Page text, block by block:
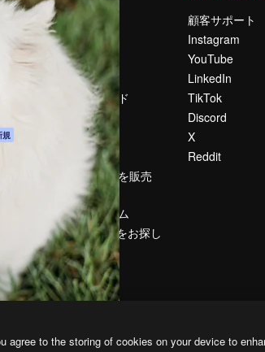
規
ー
ー
料金
会社概要
Reviews
採用情報
検索トレンド
ブログ
イベント
Slidesgo
コンテンツを販売
する
プレスルーム
magnific.aiをお探し
ですか？
顧客サポート
Instagram
YouTube
LinkedIn
TikTok
Discord
X
Reddit
agree to the storing of cookies on your device to